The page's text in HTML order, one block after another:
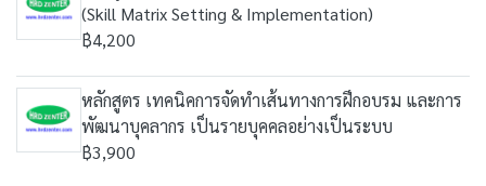
(Skill Matrix Setting & Implementation)
฿4,200
หลักสูตร เทคนิคการจัดทำเส้นทางการฝึกอบรม และการ
พัฒนาบุคลากร เป็นรายบุคคลอย่างเป็นระบบ
฿3,900